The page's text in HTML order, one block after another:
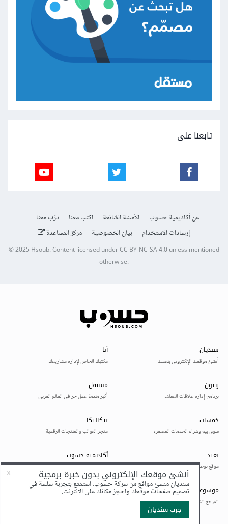
تابعنا على
عن أكاديمية حسوب الأسئلة الشائعة اكتب معنا
درّب معنا
إرشادات الاستخدام
بيان الخصوصية مركز المساعدة
© 2025Hsoub.Content licensed underCC BY-NC-SA 4.0unless mentioned
otherwise.